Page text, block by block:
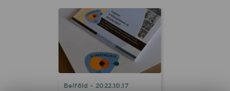
Belföld - 2022.10.17